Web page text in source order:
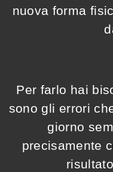
nuova forma
Per farlo hai
sono gli errori
giorno
precisamente